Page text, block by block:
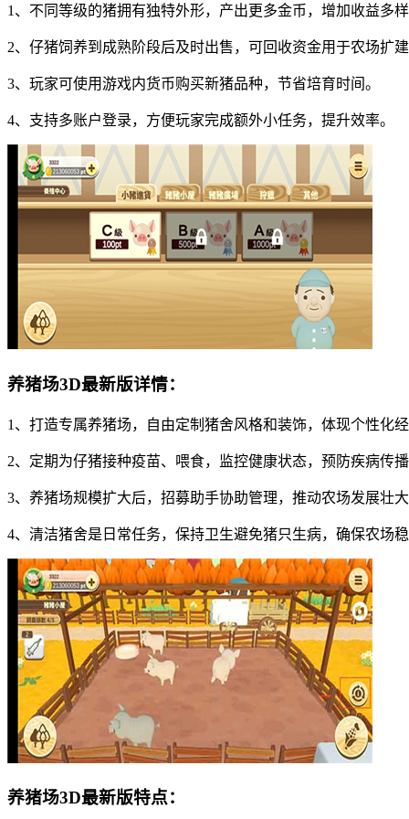
1、不同等级的猪拥有独特外形，产出更多金币，增加收益多样
2、仔猪饲养到成熟阶段后及时出售，可回收资金用于农场扩建
3、玩家可使用游戏内货币购买新猪品种，节省培育时间。
4、支持多账户登录，方便玩家完成额外小任务，提升效率。
养猪场3D最新版详情：
1、打造专属养猪场，自由定制猪舍风格和装饰，体现个性化经
2、定期为仔猪接种疫苗、喂食，监控健康状态，预防疾病传播
3、养猪场规模扩大后，招募助手协助管理，推动农场发展壮大
4、清洁猪舍是日常任务，保持卫生避免猪只生病，确保农场稳
养猪场3D最新版特点：